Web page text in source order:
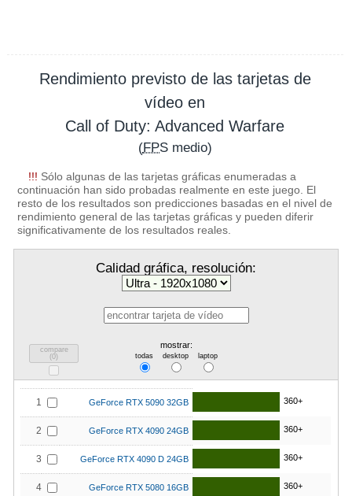
Rendimiento previsto de las tarjetas de
vídeo en
Call of Duty: Advanced Warfare
(FPSmedio)
!!! Sólo algunas de las tarjetas gráficas enumeradas a
continuación han sido probadas realmente en este juego. El
resto de los resultados son predicciones basadas en el nivel de
rendimiento general de las tarjetas gráficas y pueden diferir
significativamente de los resultados reales.
Calidad gráfica, resolución:
compare
(0)
mostrar:
todas desktop laptop
1 GeForce RTX 5090 32GB 360+
2 GeForce RTX 4090 24GB 360+
3 GeForce RTX 4090 D 24GB 360+
4 GeForce RTX 5080 16GB 360+